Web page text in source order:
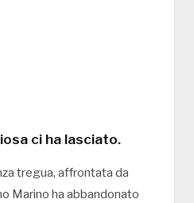
ci ha lasciato.
tregua, affrontata da
Marino ha abbandonato